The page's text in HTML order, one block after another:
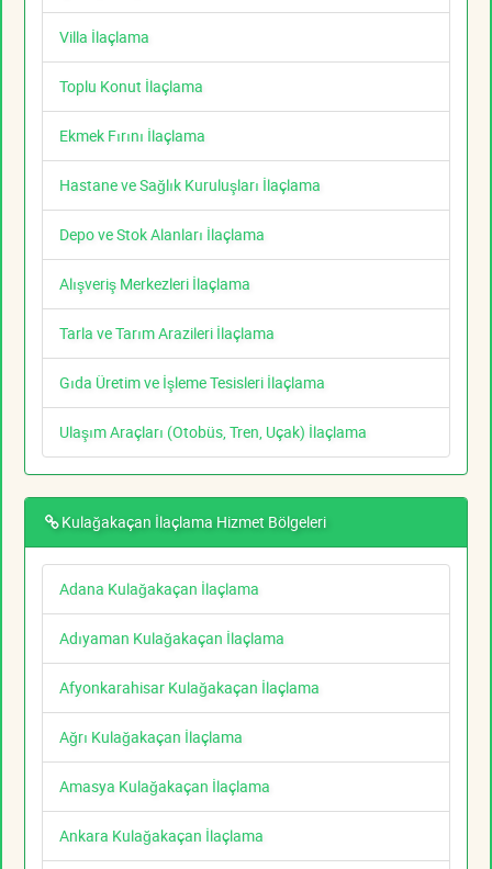
Villa İlaçlama
Toplu Konut İlaçlama
Ekmek Fırını İlaçlama
Hastane ve Sağlık Kuruluşları İlaçlama
Depo ve Stok Alanları İlaçlama
Alışveriş Merkezleri İlaçlama
Tarla ve Tarım Arazileri İlaçlama
Gıda Üretim ve İşleme Tesisleri İlaçlama
Ulaşım Araçları (Otobüs, Tren, Uçak) İlaçlama
Kulağakaçan İlaçlama Hizmet Bölgeleri
Adana Kulağakaçan İlaçlama
Adıyaman Kulağakaçan İlaçlama
Afyonkarahisar Kulağakaçan İlaçlama
Ağrı Kulağakaçan İlaçlama
Amasya Kulağakaçan İlaçlama
Ankara Kulağakaçan İlaçlama